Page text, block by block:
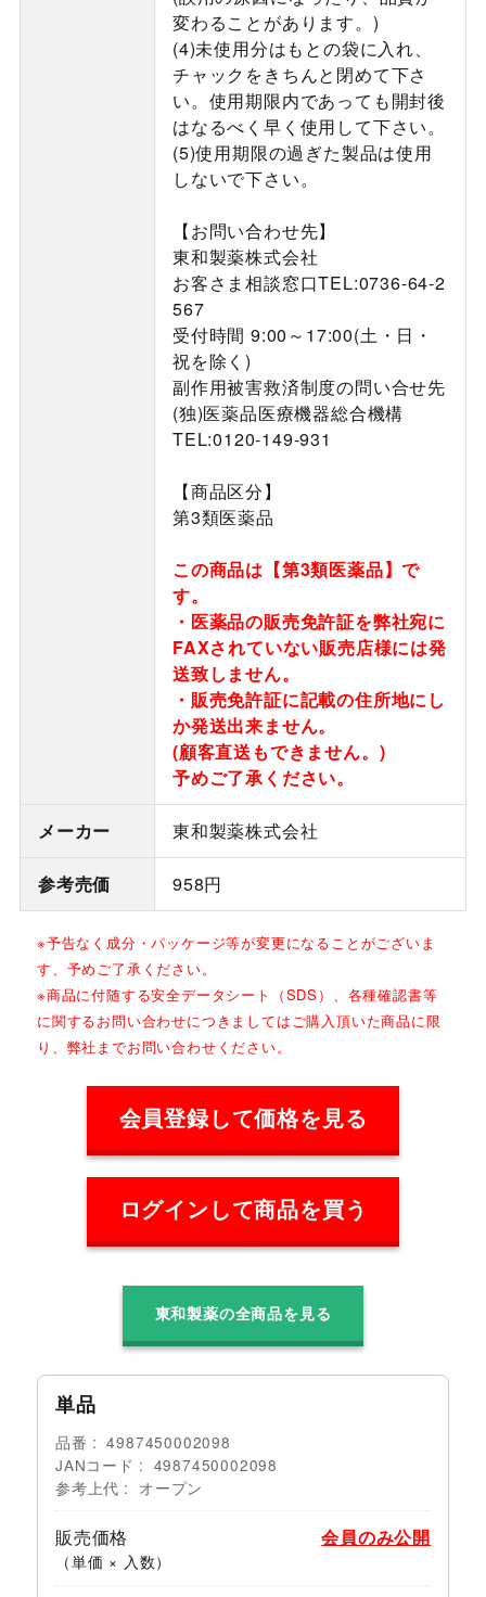
変わることがあります。)
(4)未使用分はもとの袋に入れ、
チャックをきちんと閉めて下さ
い。使用期限内であっても開封後
はなるべく早く使用して下さい。
(5)使用期限の過ぎた製品は使用
しないで下さい。
【お問い合わせ先】
東和製薬株式会社
お客さま相談窓口TEL:0736-64-2
567
受付時間 9:00～17:00(土・日・
祝を除く)
副作用被害救済制度の問い合せ先
(独)医薬品医療機器総合機構
TEL:0120-149-931
【商品区分】
第3類医薬品
この商品は【第3類医薬品】で
す。
・医薬品の販売免許証を弊社宛に
FAXされていない販売店様には発
送致しません。
・販売免許証に記載の住所地にし
か発送出来ません。
(顧客直送もできません。)
予めご了承ください。
メーカー 東和製薬株式会社
参考売価 958円
※予告なく成分・パッケージ等が変更になることがございま
す、予めご了承ください。
※商品に付随する安全データシート（SDS）、各種確認書等
に関するお問い合わせにつきましてはご購入頂いた商品に限
り、弊社までお問い合わせください。
会員登録して価格を見る
ログインして商品を買う
東和製薬の全商品を見る
単品
品番
4987450002098
JANコード
4987450002098
参考上代
オープン
販売価格
（単価 × 入数）
会員のみ公開